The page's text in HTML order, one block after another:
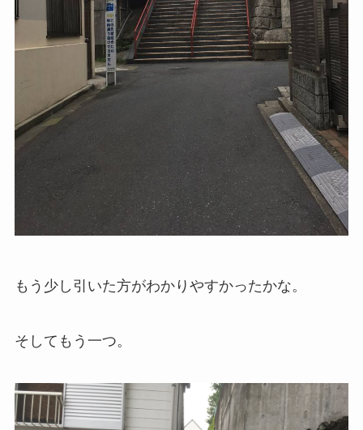
もう少し引いた方がわかりやすかったかな。
そしてもう一つ。